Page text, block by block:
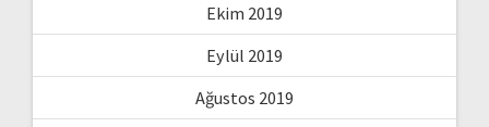
Ekim 2019
Eylül 2019
Ağustos 2019